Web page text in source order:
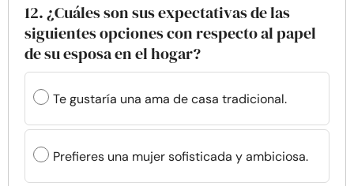
12. ¿Cuáles son sus expectativas de las
siguientes opciones con respecto al papel
de su esposa en el hogar?
Te gustaría una ama de casa tradicional.
Prefieres una mujer sofisticada y ambiciosa.